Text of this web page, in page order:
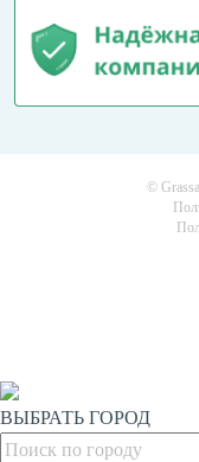
©
ВЫБРАТЬ ГОРОД